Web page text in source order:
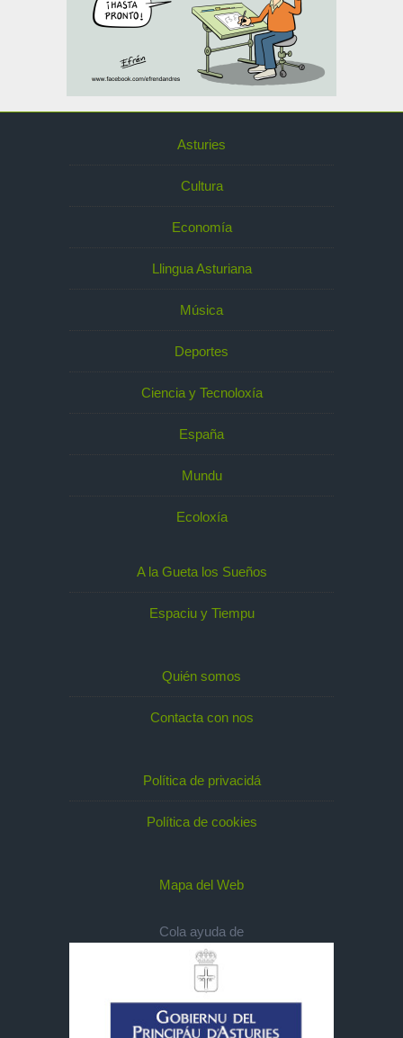
Asturies
Cultura
Economía
Llingua Asturiana
Música
Deportes
Ciencia y Tecnoloxía
España
Mundu
Ecoloxía
A la Gueta los Sueños
Espaciu y Tiempu
Quién somos
Contacta con nos
Política de privacidá
Política de cookies
Mapa del Web
Cola ayuda de